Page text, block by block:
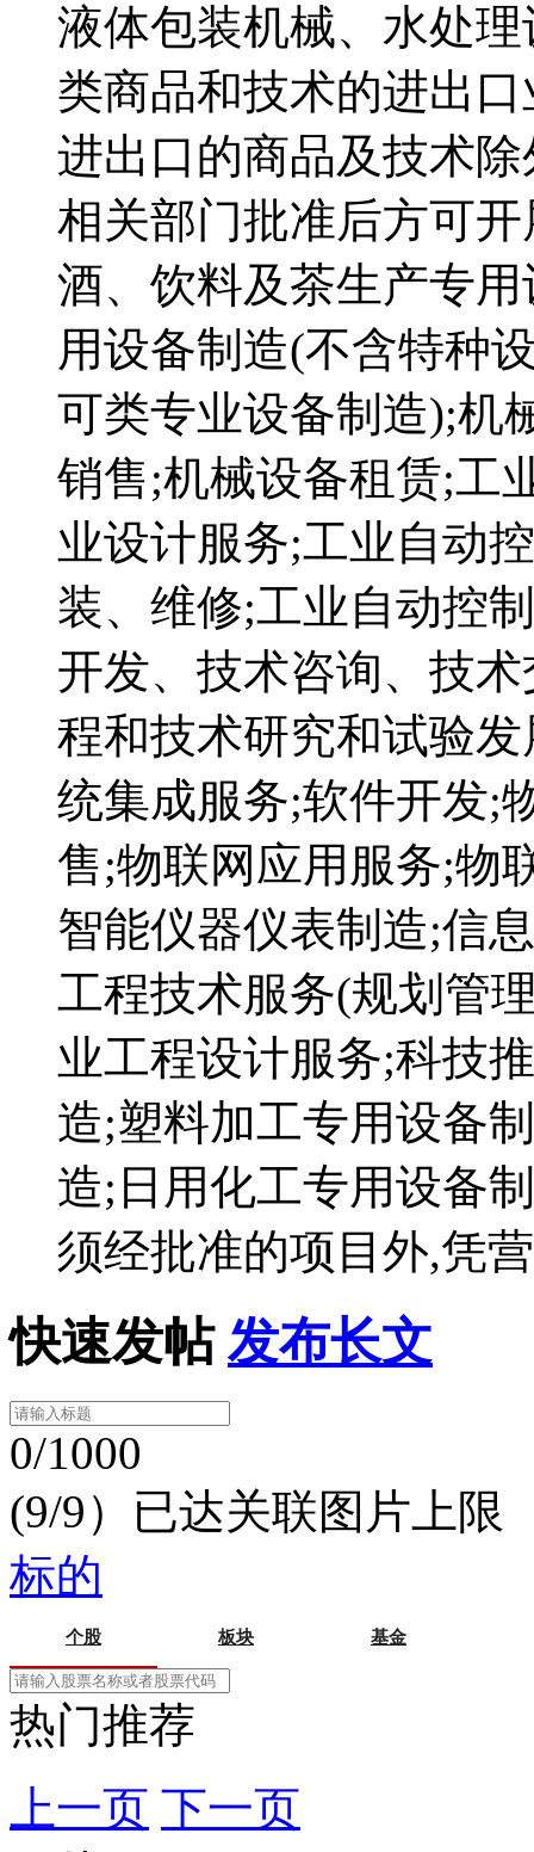
液体包装机械、水处
类商品和技术的进出
进出口的商品及技术
相关部门批准后方可
酒、饮料及茶生产专
用设备制造(不含特种
可类专业设备制造);机
销售;机械设备租赁;工
业设计服务;工业自动
装、维修;工业自动控
开发、技术咨询、技
程和技术研究和试验
统集成服务;软件开发;
售;物联网应用服务;物
智能仪器仪表制造;信
工程技术服务(规划管
业工程设计服务;科技
造;塑料加工专用设备
造;日用化工专用设备
须经批准的项目外,凭
快速发帖 发布长文
0/1000
(9/9）已达关联图片上限
标的
个股 板块 基金
热门推荐
上一页 下一页